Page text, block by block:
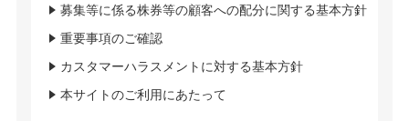
募集等に係る株券等の顧客への配分に関する基本方針
重要事項のご確認
カスタマーハラスメントに対する基本方針
本サイトのご利用にあたって